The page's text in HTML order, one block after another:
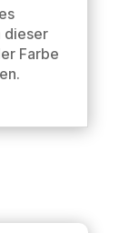
dieser
Farbe